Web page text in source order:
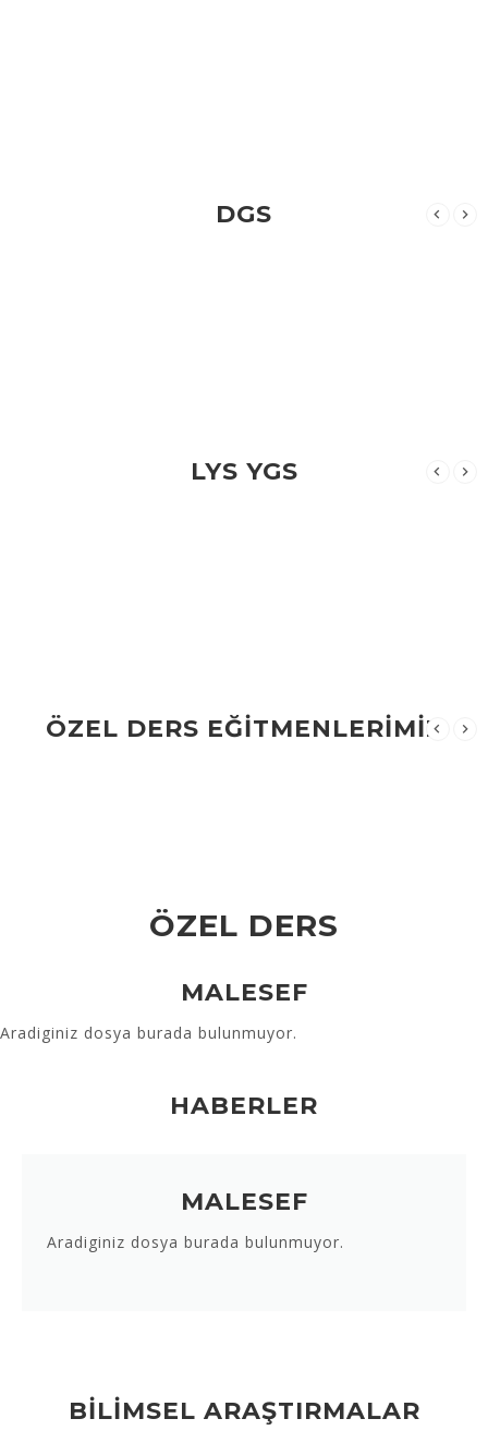
DGS
LYS YGS
ÖZEL DERS EĞİTMENLERİMİZ
ÖZEL DERS
MALESEF
Aradiginiz dosya burada bulunmuyor.
HABERLER
MALESEF
Aradiginiz dosya burada bulunmuyor.
BİLİMSEL ARAŞTIRMALAR